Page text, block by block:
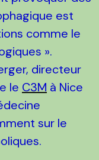
est
comme le
».
directeur
le C3M à Nice
sur le